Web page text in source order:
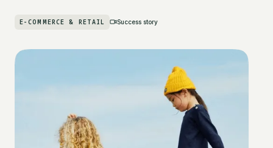
E-COMMERCE & RETAIL Success story